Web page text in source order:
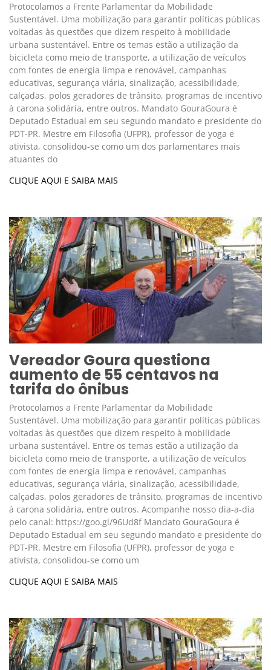
Protocolamos a Frente Parlamentar da Mobilidade
Sustentável. Uma mobilização para garantir políticas públicas
voltadas às questões que dizem respeito à mobilidade
urbana sustentável. Entre os temas estão a utilização da
bicicleta como meio de transporte, a utilização de veículos
com fontes de energia limpa e renovável, campanhas
educativas, segurança viária, sinalização, acessibilidade,
calçadas, polos geradores de trânsito, programas de incentivo
à carona solidária, entre outros. Mandato GouraGoura é
Deputado Estadual em seu segundo mandato e presidente do
PDT-PR. Mestre em Filosofia (UFPR), professor de yoga e
ativista, consolidou-se como um dos parlamentares mais
atuantes do
CLIQUE AQUI E SAIBA MAIS
Vereador Goura questiona
aumento de 55 centavos na
tarifa do ônibus
Protocolamos a Frente Parlamentar da Mobilidade
Sustentável. Uma mobilização para garantir políticas públicas
voltadas às questões que dizem respeito à mobilidade
urbana sustentável. Entre os temas estão a utilização da
bicicleta como meio de transporte, a utilização de veículos
com fontes de energia limpa e renovável, campanhas
educativas, segurança viária, sinalização, acessibilidade,
calçadas, polos geradores de trânsito, programas de incentivo
à carona solidária, entre outros. Acompanhe nosso dia-a-dia
pelo canal: https://goo.gl/96Ud8f Mandato GouraGoura é
Deputado Estadual em seu segundo mandato e presidente do
PDT-PR. Mestre em Filosofia (UFPR), professor de yoga e
ativista, consolidou-se como um
CLIQUE AQUI E SAIBA MAIS